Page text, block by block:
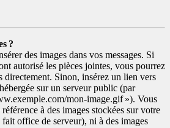
?
des images dans vos messages. Si
autorisé les pièces jointes, vous pourrez
directement. Sinon, insérez un lien vers
sur un serveur public (par
mon-image.gif »). Vous
à des images stockées sur votre
office de serveur), ni à des images